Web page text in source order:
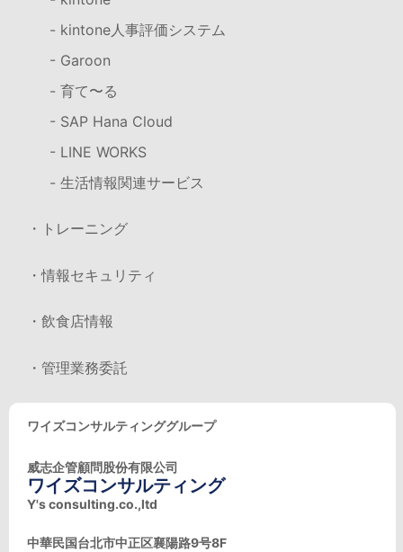
- kintone人事評価システム
- Garoon
- 育て〜る
- SAP Hana Cloud
- LINE WORKS
- 生活情報関連サービス
・トレーニング
・情報セキュリティ
・飲食店情報
・管理業務委託
ワイズコンサルティンググループ
威志企管顧問股份有限公司
ワイズコンサルティング
Y's consulting.co.,ltd
中華民国台北市中正区襄陽路9号8F